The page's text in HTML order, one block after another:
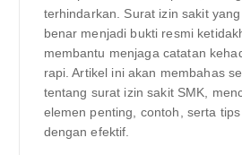
terhindarkan. Surat izin sakit
benar menjadi bukti resmi
membantu menjaga catatan
rapi. Artikel ini akan membahas
tentang surat izin sakit SMK,
elemen penting, contoh, serta
dengan efektif.